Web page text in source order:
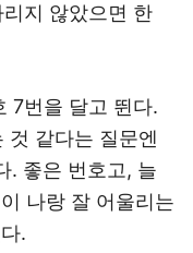
지 않았으면 한
7번을 달고 뛴다.
것 같다는 질문엔
. 좋은 번호고, 늘
나랑 잘 어울리는
.